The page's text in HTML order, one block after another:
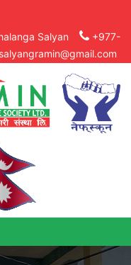
Salyan
+977-
salyangramin@gmail.com